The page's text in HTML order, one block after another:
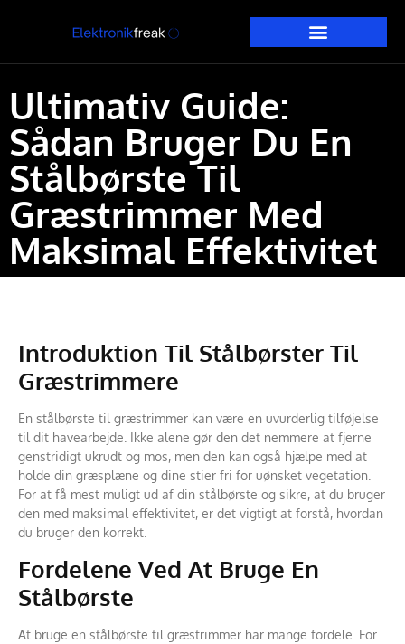
Ultimativ Guide:
Sådan Bruger Du En
Stålbørste Til
Græstrimmer Med
Maksimal Effektivitet
Introduktion Til Stålbørster Til
Græstrimmere
En stålbørste til græstrimmer kan være en uvurderlig tilføjelse
til dit havearbejde. Ikke alene gør den det nemmere at fjerne
genstridigt ukrudt og mos, men den kan også hjælpe med at
holde din græsplæne og dine stier fri for uønsket vegetation.
For at få mest muligt ud af din stålbørste og sikre, at du bruger
den med maksimal effektivitet, er det vigtigt at forstå, hvordan
du bruger den korrekt.
Fordelene Ved At Bruge En
Stålbørste
At bruge en stålbørste til græstrimmer har mange fordele. For